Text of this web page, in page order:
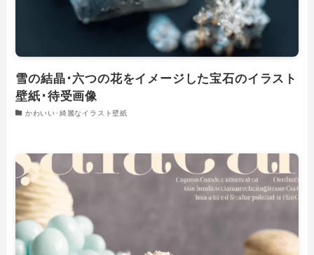
雪の結晶･六つの花をイメージした宝石のイラスト
壁紙･待受画像
かわいい･綺麗なイラスト壁紙